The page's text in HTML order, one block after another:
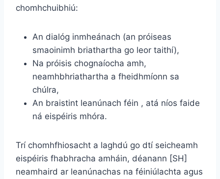
chomhchuibhiú:
An dialóg inmheánach (an próiseas
smaoinimh briathartha go leor taithí),
Na próisis chognaíocha amh,
neamhbhriathartha a fheidhmíonn sa
chúlra,
An braistint leanúnach féin , atá níos faide
ná eispéiris mhóra.
Trí chomhfhiosacht a laghdú go dtí seicheamh
eispéiris fhabhracha amháin, déanann [SH]
neamhaird ar leanúnachas na féiniúlachta agus